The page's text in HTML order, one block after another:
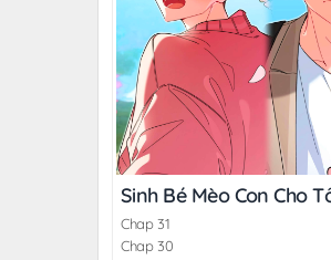
Sinh Bé Mèo Con Cho
Chap 31
Chap 30